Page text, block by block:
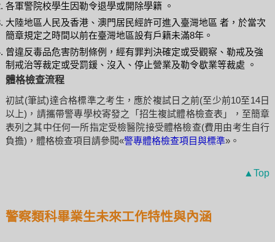
各軍警院校學生因勒令退學或開除學籍 。
大陸地區人民及香港、澳門居民經許可進入臺灣地區 者，於當次
簡章規定之時間以前在臺灣地區設有戶籍未滿8年。
曾違反毒品危害防制條例，經有罪判決確定或受觀察、勒戒及強
制戒治等裁定或受罰鍰、沒入、停止營業及勒令歇業等裁處 。
體格檢查流程
初試(筆試)達合格標準之考生，應於複試日之前(至少前10至14日
以上)，請攜帶警專學校寄發之「招生複試體格檢查表」，至簡章
表列之其中任何一所指定受檢醫院接受體格檢查(費用由考生自行
負擔)，體格檢查項目請參閱«警專體格檢查項目與標準»。
▲Top
警察類科畢業生未來工作特性與內涵